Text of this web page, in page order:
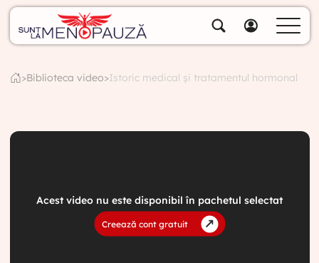
Specialiștii noștri
Contul meu
>Biblioteca video>Istoric medical și tratamentul hormonal
Acest video nu este disponibil în pachetul selectat
Creează cont gratuit